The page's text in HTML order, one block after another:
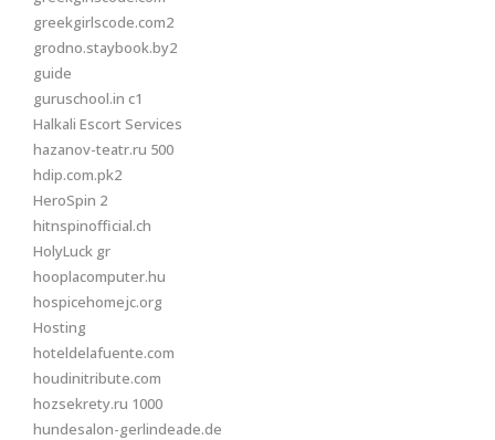
greekgirlscode.com2
grodno.staybook.by2
guide
guruschool.in c1
Halkali Escort Services
hazanov-teatr.ru 500
hdip.com.pk2
HeroSpin 2
hitnspinofficial.ch
HolyLuck gr
hooplacomputer.hu
hospicehomejc.org
Hosting
hoteldelafuente.com
houdinitribute.com
hozsekrety.ru 1000
hundesalon-gerlindeade.de